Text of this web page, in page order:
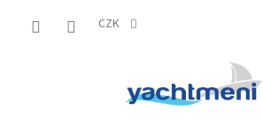
CZK